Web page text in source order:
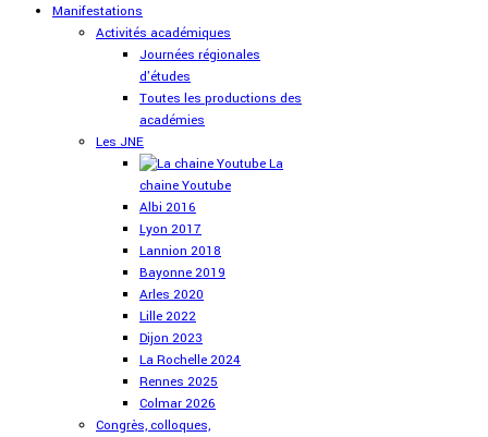
Manifestations
Activités académiques
Journées régionales
d'études
Toutes les productions des
académies
Les JNE
La
chaine Youtube
Albi 2016
Lyon 2017
Lannion 2018
Bayonne 2019
Arles 2020
Lille 2022
Dijon 2023
La Rochelle 2024
Rennes 2025
Colmar 2026
Congrès, colloques,